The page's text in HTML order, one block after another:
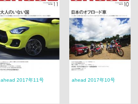
ahead 2017年11号 ahead 2017年10号